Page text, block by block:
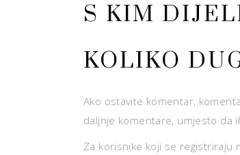
S KIM
KOLIKO
Ako ostavite komentar,
daljnje komentare, umjesto da
Za korisnike koji se registriraju